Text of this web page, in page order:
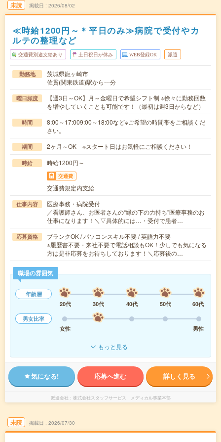
未読 掲載日 2026/08/02
≪時給1200円～＊平日のみ≫病院で受付やカ
ルテの整理など
交通費別途支給あり 土日祝日が休み WEB登録OK 派遣
勤務地
茨城県龍ヶ崎市
佐貫(関東鉄道)駅から---分
曜日頻度
【週3日～OK】月～金曜日で希望シフト制 ※徐々に勤務回数
を増やしていくことも可能です！（最初は週3日からなど）
時間
8:00～17:009:00～18:00など※ご希望の時間帯をご相談くだ
さい。
期間 2ヶ月～OK ※スタート日はお気軽にご相談ください！
時給 時給1200円～
交通費
交通費規定内支給
仕事内容
医療事務・病院受付
／看護師さん、お医者さんの“縁の下の力持ち”医療事務のお
仕事になります！＼▽具体的には…・受付で患者…
応募資格
ブランクOK / パソコンスキル不要 / 英語力不要
※履歴書不要・来社不要で電話相談もOK！少しでも気になる
方は是非応募をお待ちしております！＼応募後の…
職場の雰囲気
年齢層
20代
30代 40代 50代
60代
男女比率
女性
男性
もっと見る
気になる! 応募へ進む 詳しく見る
派遣会社 株式会社スタッフサービス メディカル事業本部
未読 掲載日 2026/07/30